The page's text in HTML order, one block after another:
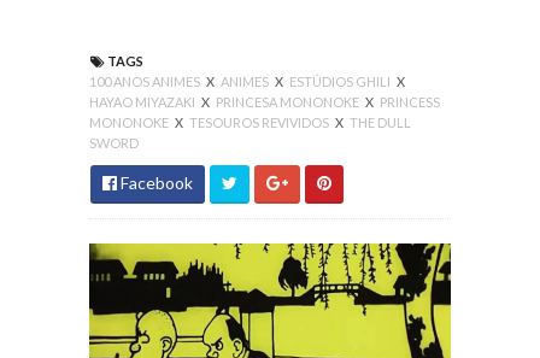
TAGS
100 ANOS ANIMES X ANIMES X ESTÚDIOS GHILI X
HAYAO MIYAZAKI X PRINCESA MONONOKE X PRINCESS
MONONOKE X TESOUROS REVIVIDOS X THE DULL
SWORD
Facebook